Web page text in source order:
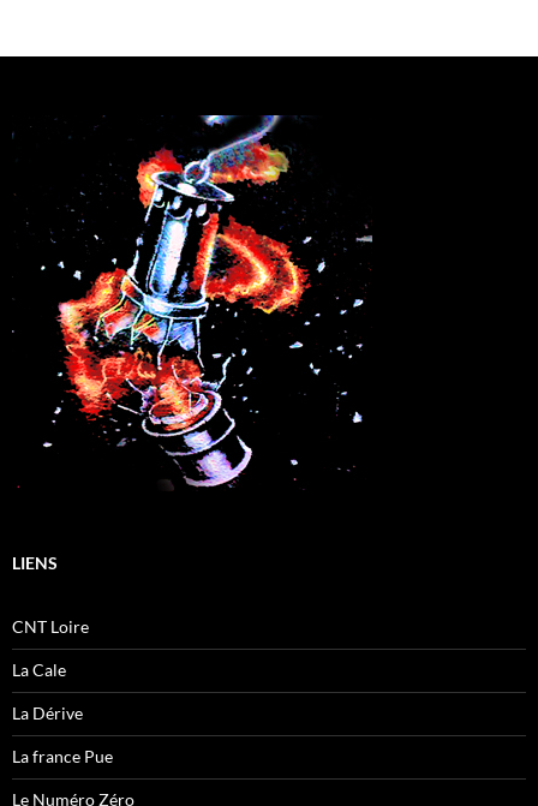
LIENS
CNT Loire
La Cale
La Dérive
La france Pue
Le Numéro Zéro